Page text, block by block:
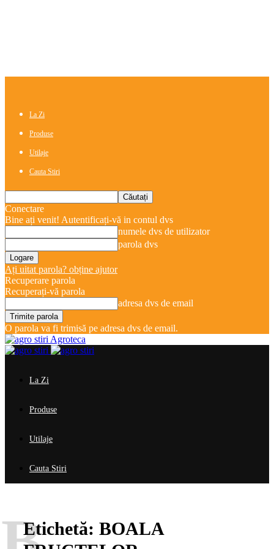
La Zi
Produse
Utilaje
Cauta Stiri
Conectare
Bine ați venit! Autentificați-vă in contul dvs
numele dvs de utilizator
parola dvs
Ați uitat parola? obține ajutor
Recuperare parola
Recuperați-vă parola
adresa dvs de email
O parola va fi trimisă pe adresa dvs de email.
Agroteca
La Zi
Produse
Utilaje
Cauta Stiri
Etichetă: BOALA